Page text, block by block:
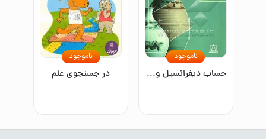
حساب دیفرانسیل و انتگرال: قسمت دوم
ناموجود
در جستجوی علم
ناموجود